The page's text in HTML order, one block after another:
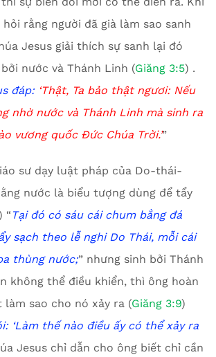
rằng người đã già làm sao sanh
Jesus giải thích sự sanh lại đó
nước và Thánh Linh (Giăng 3:5) .
đáp: ‘Thật, Ta bảo thật ngươi: Nếu
nhờ nước và Thánh Linh mà sinh ra
vương quốc Đức Chúa Trời.’”
sư dạy luật pháp của Do-thái-
nước là biểu tượng dùng để tẩy
“ Tại đó có sáu cái chum bằng đá
sạch theo lễ nghi Do Thái, mỗi cái
thùng nước;” nhưng sinh bởi Thánh
không thể điều khiển, thì ông hoàn
sao cho nó xảy ra (Giăng 3:9)
‘Làm thế nào điều ấy có thể xảy ra
Jesus chỉ dẫn cho ông biết chỉ cần